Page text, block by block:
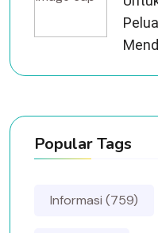
Popular Tags
Informasi (759)